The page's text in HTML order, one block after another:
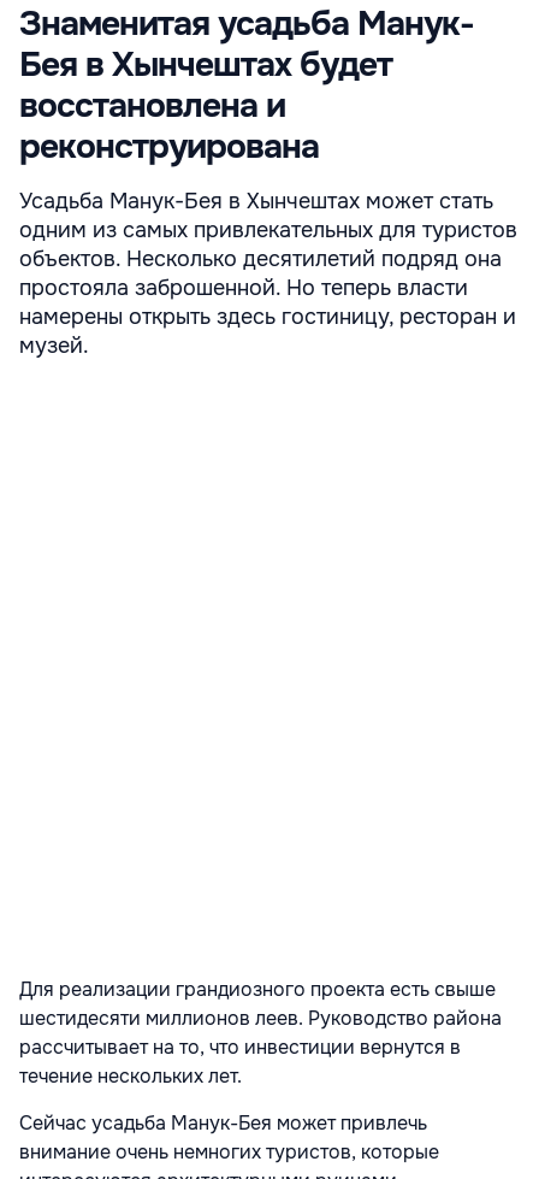
Знаменитая усадьба Манук-
Бея в Хынчештах будет
восстановлена и
реконструирована
Усадьба Манук-Бея в Хынчештах может стать
одним из самых привлекательных для туристов
объектов. Несколько десятилетий подряд она
простояла заброшенной. Но теперь власти
намерены открыть здесь гостиницу, ресторан и
музей.
Для реализации грандиозного проекта есть свыше
шестидесяти миллионов леев. Руководство района
рассчитывает на то, что инвестиции вернутся в
течение нескольких лет.
Сейчас усадьба Манук-Бея может привлечь
внимание очень немногих туристов, которые